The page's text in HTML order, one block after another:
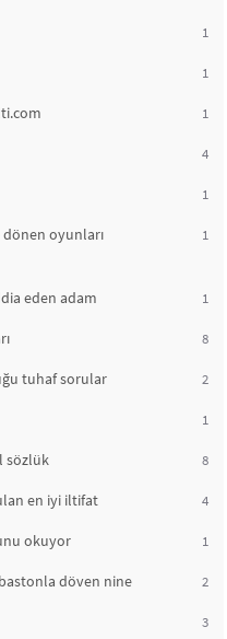
1
1
1
4
1
oyunları
1
eden adam 1
8
tuhaf sorular 2
1
sözlük 8
en iyi iltifat 4
okuyor 1
döven nine 2
3